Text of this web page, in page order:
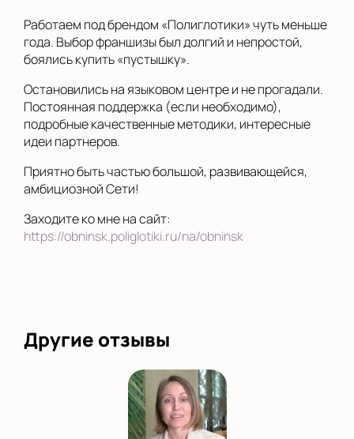
Работаем под брендом «Полиглотики» чуть меньше
года. Выбор франшизы был долгий и непростой,
боялись купить «пустышку».
Остановились на языковом центре и не прогадали.
Постоянная поддержка (если необходимо),
подробные качественные методики, интересные
идеи партнеров.
Приятно быть частью большой, развивающейся,
амбициозной Сети!
Заходите ко мне на сайт:
https://obninsk.poliglotiki.ru/na/obninsk
Другие отзывы